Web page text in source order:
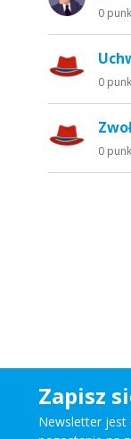
0
0
0
Zapisz
Newsletter jest